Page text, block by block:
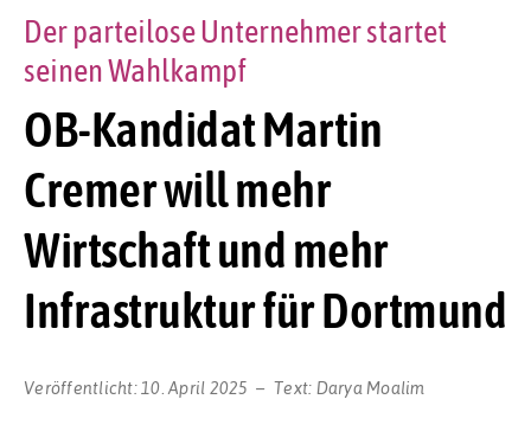
OB-Kandidat Martin
Cremer will mehr
Wirtschaft und mehr
Infrastruktur für Dortmund
Der parteilose Unternehmer startet
seinen Wahlkampf
Veröffentlicht: 10. April 2025 Text: Darya Moalim